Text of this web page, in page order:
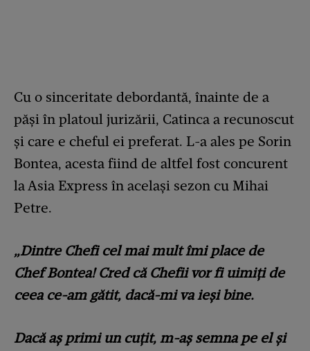
Cu o sinceritate debordantă, înainte de a
păși în platoul jurizării, Catinca a recunoscut
și care e cheful ei preferat. L-a ales pe Sorin
Bontea, acesta fiind de altfel fost concurent
la Asia Express în același sezon cu Mihai
Petre.
„Dintre Chefi cel mai mult îmi place de
Chef Bontea! Cred că Chefii vor fi uimiți de
ceea ce-am gătit, dacă-mi va ieși bine.
Dacă aș primi un cuțit, m-aș semna pe el și